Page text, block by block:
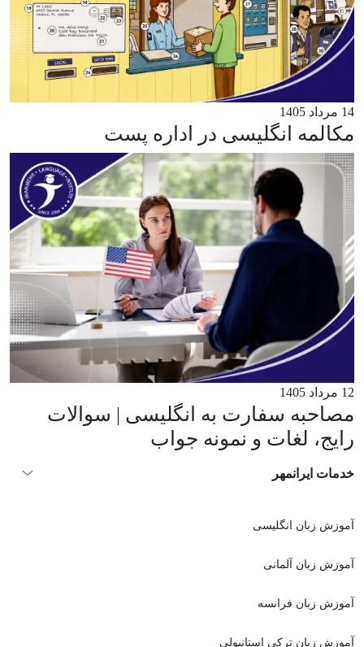
14 مرداد 1405
مکالمه انگلیسی در اداره پست
12 مرداد 1405
مصاحبه سفارت به انگلیسی | سوالات
رایج، لغات و نمونه جواب
خدمات ایرانمهر
آموزش زبان انگلیسی
آموزش زبان آلمانی
آموزش زبان فرانسه
آموزش زبان ترکی استانبولی